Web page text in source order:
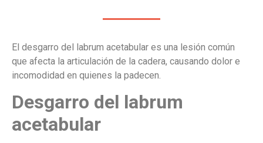
El desgarro del labrum acetabular es una lesión común
que afecta la articulación de la cadera, causando dolor e
incomodidad en quienes la padecen.
Desgarro del labrum
acetabular